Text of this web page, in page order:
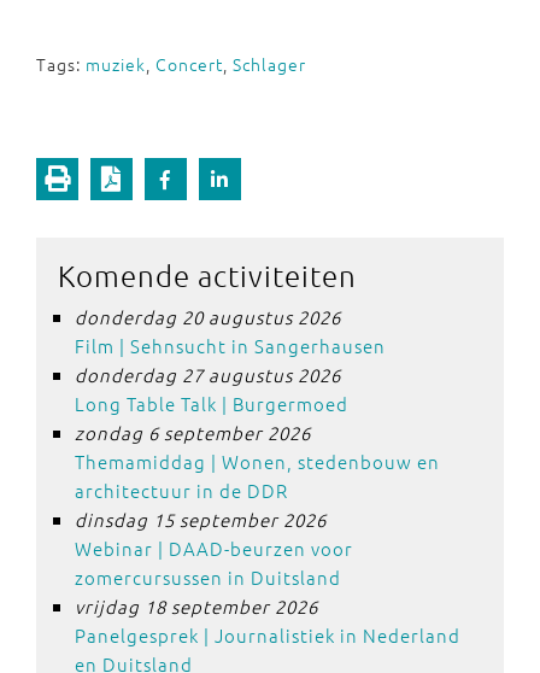
Tags: muziek, Concert, Schlager
Komende activiteiten
donderdag 20 augustus 2026
Film | Sehnsucht in Sangerhausen
donderdag 27 augustus 2026
Long Table Talk | Burgermoed
zondag 6 september 2026
Themamiddag | Wonen, stedenbouw en
architectuur in de DDR
dinsdag 15 september 2026
Webinar | DAAD-beurzen voor
zomercursussen in Duitsland
vrijdag 18 september 2026
Panelgesprek | Journalistiek in Nederland
en Duitsland